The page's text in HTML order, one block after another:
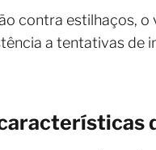
contra estilhaços,
a tentativas de